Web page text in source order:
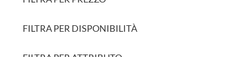
FILTRA PER DISPONIBILITÀ